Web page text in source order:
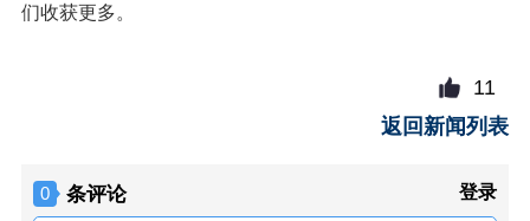
们收获更多。
11
返回新闻列表
0 条评论 登录